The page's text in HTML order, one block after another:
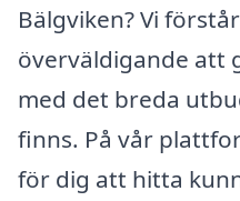
Bälgviken? Vi
överväldigande att
med det breda
finns. På vår
för dig att hitta